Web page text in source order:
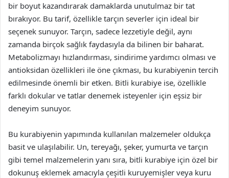
bir boyut kazandırarak damaklarda unutulmaz bir tat
bırakıyor. Bu tarif, özellikle tarçın severler için ideal bir
seçenek sunuyor. Tarçın, sadece lezzetiyle değil, aynı
zamanda birçok sağlık faydasıyla da bilinen bir baharat.
Metabolizmayı hızlandırması, sindirime yardımcı olması ve
antioksidan özellikleri ile öne çıkması, bu kurabiyenin tercih
edilmesinde önemli bir etken. Bitli kurabiye ise, özellikle
farklı dokular ve tatlar denemek isteyenler için eşsiz bir
deneyim sunuyor.
Bu kurabiyenin yapımında kullanılan malzemeler oldukça
basit ve ulaşılabilir. Un, tereyağı, şeker, yumurta ve tarçın
gibi temel malzemelerin yanı sıra, bitli kurabiye için özel bir
dokunuş eklemek amacıyla çeşitli kuruyemişler veya kuru